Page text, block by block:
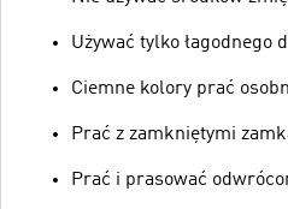
Używać tylko łagodnego
Ciemne kolory prać
Prać z zamkniętymi
Prać i prasować